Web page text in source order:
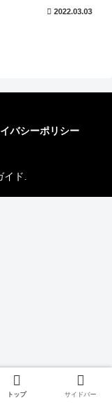
2022.03.03
バシーポリシー
イド.
トップ サイドバー